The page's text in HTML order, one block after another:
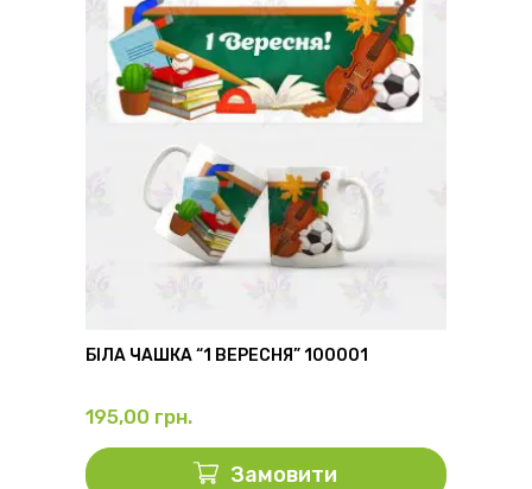
БІЛА ЧАШКА “1 ВЕРЕСНЯ” 100001
195,00 грн.
Замовити